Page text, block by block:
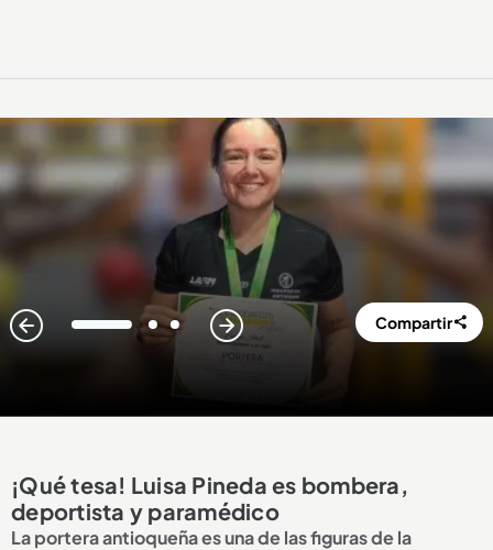
1 2 3 Compartir
¡Qué tesa! Luisa Pineda es bombera,
deportista y paramédico
La portera antioqueña es una de las figuras de la